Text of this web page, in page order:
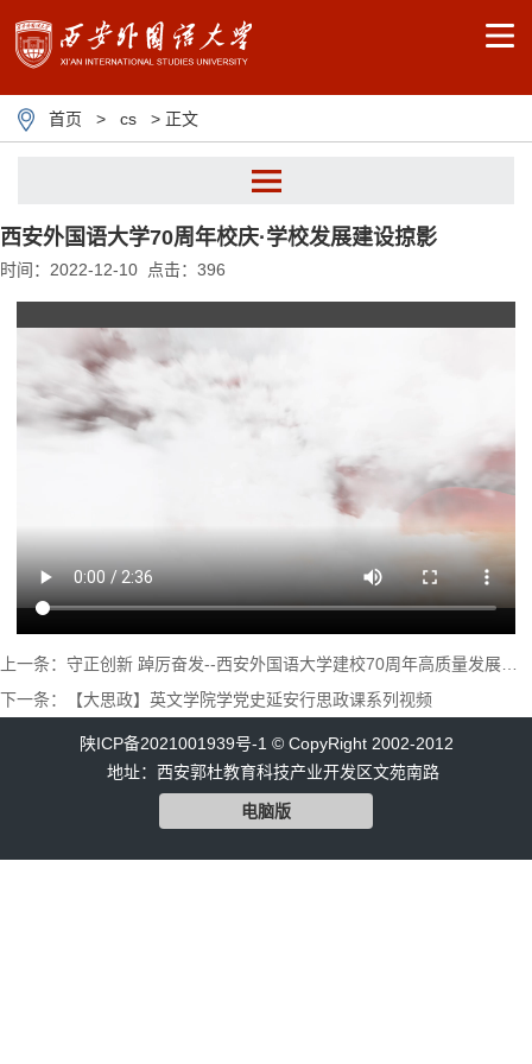
首页 > cs > 正文
cs
图说西外
人物西外
鉴史知来
西安外国语大学70周年校庆·学校发展建设掠影
时间：2022-12-10 点击： 396
下一条：【大思政】英文学院学党史延安行思政课系列视频
陕ICP备2021001939号-1 © CopyRight 2002-2012
地址：西安郭杜教育科技产业开发区文苑南路
电脑版